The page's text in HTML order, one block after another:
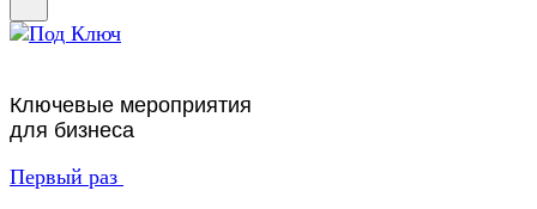
Ключевые мероприятия
для бизнеса
Первый раз